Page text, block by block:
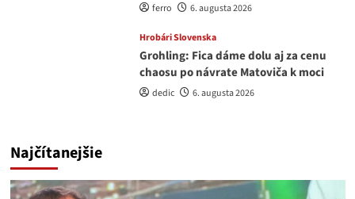
ferro 6. augusta 2026
Hrobári Slovenska
Grohling: Fica dáme dolu aj za cenu
chaosu po návrate Matoviča k moci
dedic 6. augusta 2026
Najčítanejšie